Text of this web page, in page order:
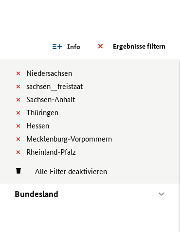
Ergebnisse filtern
Info
Niedersachsen
sachsen__freistaat
Sachsen-Anhalt
Thüringen
Hessen
Mecklenburg-Vorpommern
Rheinland-Pfalz
Alle Filter deaktivieren
Bundesland